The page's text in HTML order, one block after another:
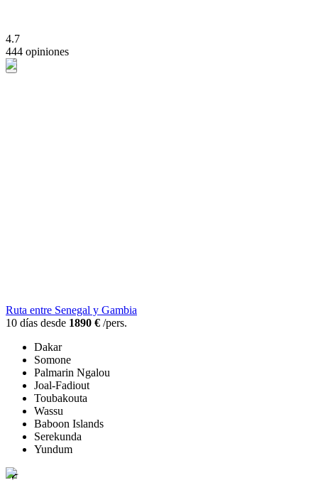
4.7
444 opiniones
Ruta entre Senegal y Gambia
10 días desde 1890 € /pers.
Dakar
Somone
Palmarin Ngalou
Joal-Fadiout
Toubakouta
Wassu
Baboon Islands
Serekunda
Yundum